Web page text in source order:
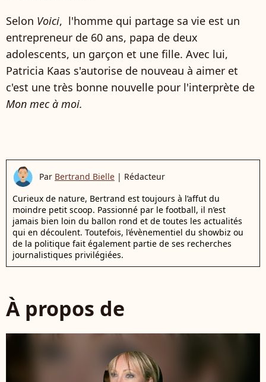
Selon Voici, l'homme qui partage sa vie est un
entrepreneur de 60 ans, papa de deux
adolescents, un garçon et une fille. Avec lui,
Patricia Kaas s'autorise de nouveau à aimer et
c'est une très bonne nouvelle pour l'interprète de
Mon mec à moi.
Par Bertrand Bielle | Rédacteur
Curieux de nature, Bertrand est toujours à l’affut du
moindre petit scoop. Passionné par le football, il n’est
jamais bien loin du ballon rond et de toutes les actualités
qui en découlent. Toutefois, l’évènementiel du showbiz ou
de la politique fait également partie de ses recherches
journalistiques privilégiées.
À propos de